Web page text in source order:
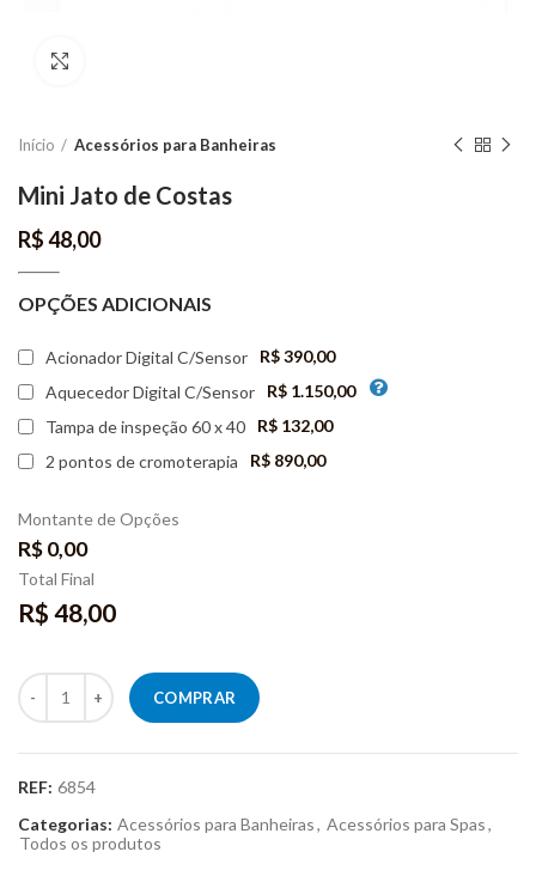
Início Acessórios para Banheiras
Mini Jato de Costas
R$48,00
OPÇÕES ADICIONAIS
Acionador Digital C/Sensor
R$ 390,00
Aquecedor Digital C/Sensor
R$ 1.150,00
Tampa de inspeção 60 x 40
R$ 132,00
2 pontos de cromoterapia
R$ 890,00
Montante de Opções
R$ 0,00
Total Final
R$ 48,00
Quantidade
COMPRAR
REF: 6854
Categorias: Acessórios para Banheiras, Acessórios para Spas,
Todos os produtos